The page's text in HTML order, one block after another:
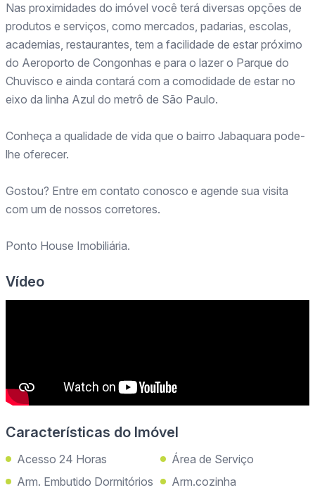
Nas proximidades do imóvel você terá diversas opções de
produtos e serviços, como mercados, padarias, escolas,
academias, restaurantes, tem a facilidade de estar próximo
do Aeroporto de Congonhas e para o lazer o Parque do
Chuvisco e ainda contará com a comodidade de estar no
eixo da linha Azul do metrô de São Paulo.
Conheça a qualidade de vida que o bairro Jabaquara pode-
lhe oferecer.
Gostou? Entre em contato conosco e agende sua visita
com um de nossos corretores.
Ponto House Imobiliária.
Vídeo
Características do Imóvel
Acesso 24 Horas
Área de Serviço
Arm. Embutido Dormitórios
Arm.cozinha